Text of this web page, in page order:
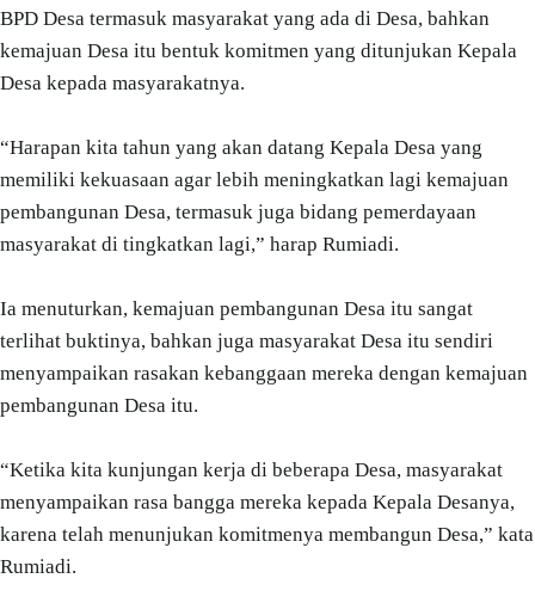
BPD Desa termasuk masyarakat yang ada di Desa, bahkan
kemajuan Desa itu bentuk komitmen yang ditunjukan Kepala
Desa kepada masyarakatnya.
“Harapan kita tahun yang akan datang Kepala Desa yang
memiliki kekuasaan agar lebih meningkatkan lagi kemajuan
pembangunan Desa, termasuk juga bidang pemerdayaan
masyarakat di tingkatkan lagi,” harap Rumiadi.
Ia menuturkan, kemajuan pembangunan Desa itu sangat
terlihat buktinya, bahkan juga masyarakat Desa itu sendiri
menyampaikan rasakan kebanggaan mereka dengan kemajuan
pembangunan Desa itu.
“Ketika kita kunjungan kerja di beberapa Desa, masyarakat
menyampaikan rasa bangga mereka kepada Kepala Desanya,
karena telah menunjukan komitmenya membangun Desa,” kata
Rumiadi.